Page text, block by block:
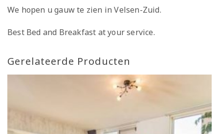
We hopen u gauw te zien in Velsen-Zuid.
Best Bed and Breakfast at your service.
Gerelateerde Producten